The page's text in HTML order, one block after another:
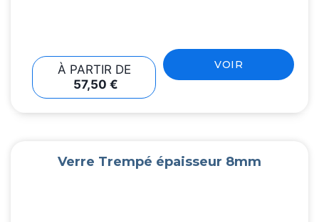
À PARTIR DE
57,50€
VOIR
Verre Trempé épaisseur 8mm